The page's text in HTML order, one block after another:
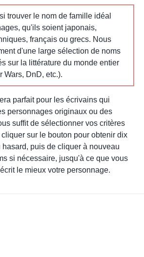
trouver le nom de famille idéal
qu'ils soient japonais,
français ou grecs. Nous
d'une large sélection de noms
sur la littérature du monde entier
Wars, DnD, etc.).
parfait pour les écrivains qui
personnages originaux ou des
suffit de sélectionner vos critères
sur le bouton pour obtenir dix
puis de cliquer à nouveau
si nécessaire, jusqu'à ce que vous
le mieux votre personnage.